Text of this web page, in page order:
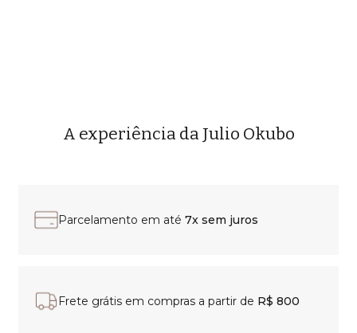
A experiência da Julio Okubo
Parcelamento em até 7x sem juros
Frete grátis em compras a partir de R$ 800